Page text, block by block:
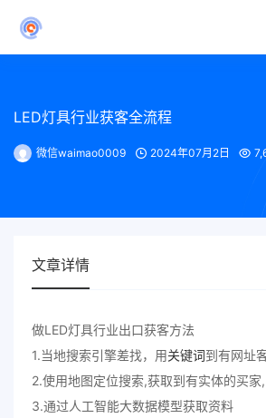
LED灯具行业获客全流程
微信waimao0009 2024年07月2日
文章详情
做LED灯具行业出口获客方法
1.当地搜索引擎差找，用关键词到有网址
2.使用地图定位搜索,获取到有实体的买家,
3.通过人工智能大数据模型获取资料